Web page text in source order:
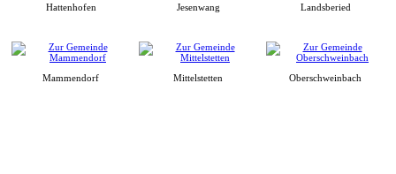
Hattenhofen Jesenwang Landsberied
Mammendorf Mittelstetten Oberschweinbach